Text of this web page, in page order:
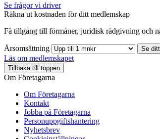
Se frågor vi driver
Räkna ut kostnaden för ditt medlemskap
Få tillgång till förmåner, juridisk rådgivning och
Årsomsättning Se
Läs om medlemskapet
Tillbaka till toppen
Om Företagarna
Om Företagarna
Kontakt
Jobba på Företagarna
Personuppgiftshantering
Nyhetsbrev